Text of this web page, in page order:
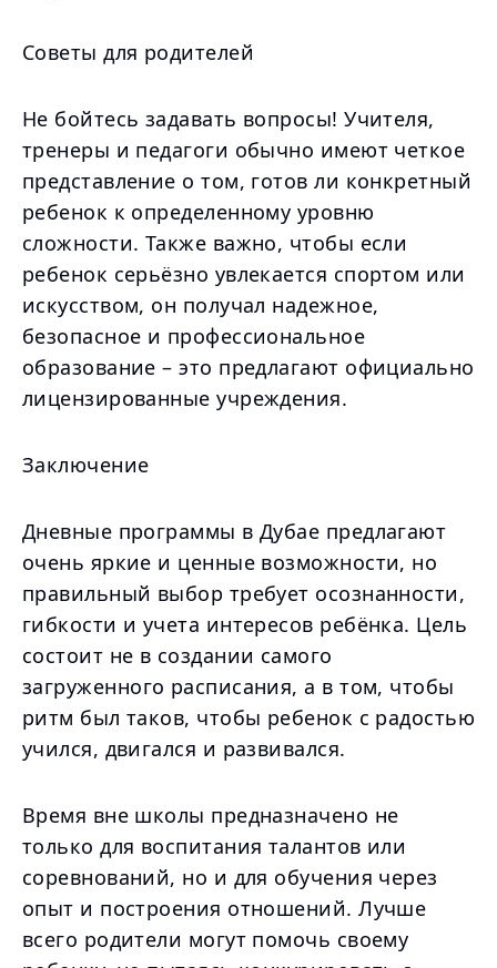
Советы для родителей
Не бойтесь задавать вопросы! Учителя,
тренеры и педагоги обычно имеют четкое
представление о том, готов ли конкретный
ребенок к определенному уровню
сложности. Также важно, чтобы если
ребенок серьёзно увлекается спортом или
искусством, он получал надежное,
безопасное и профессиональное
образование – это предлагают официально
лицензированные учреждения.
Заключение
Дневные программы в Дубае предлагают
очень яркие и ценные возможности, но
правильный выбор требует осознанности,
гибкости и учета интересов ребёнка. Цель
состоит не в создании самого
загруженного расписания, а в том, чтобы
ритм был таков, чтобы ребенок с радостью
учился, двигался и развивался.
Время вне школы предназначено не
только для воспитания талантов или
соревнований, но и для обучения через
опыт и построения отношений. Лучше
всего родители могут помочь своему